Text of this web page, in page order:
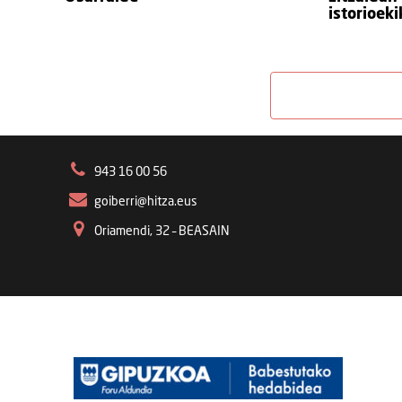
943 16 00 56
goiberri@hitza.eus
Oriamendi, 32 – BEASAIN